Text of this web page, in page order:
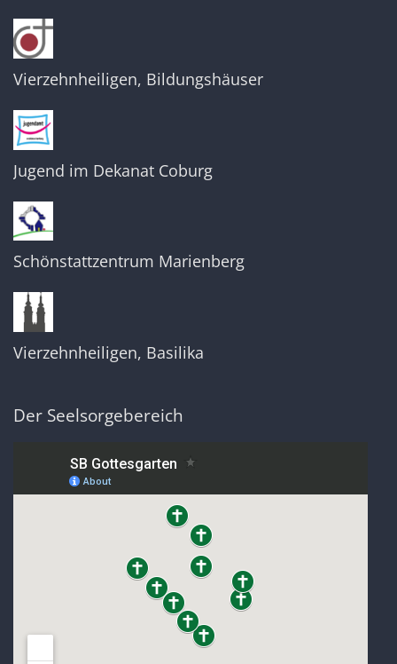
Vierzehnheiligen, Bildungshäuser
Jugend im Dekanat Coburg
Schönstattzentrum Marienberg
Vierzehnheiligen, Basilika
Der Seelsorgebereich